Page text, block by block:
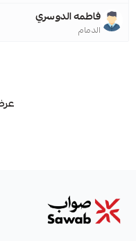
فاطمه الدوسري
الدمام